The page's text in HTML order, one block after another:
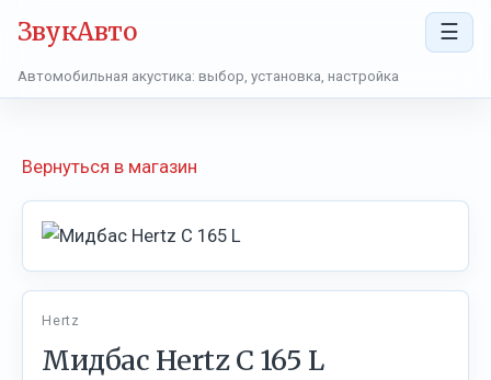
ЗвукАвто ☰
Автомобильная акустика: выбор, установка, настройка
Вернуться в магазин
Hertz
Мидбас Hertz C 165 L